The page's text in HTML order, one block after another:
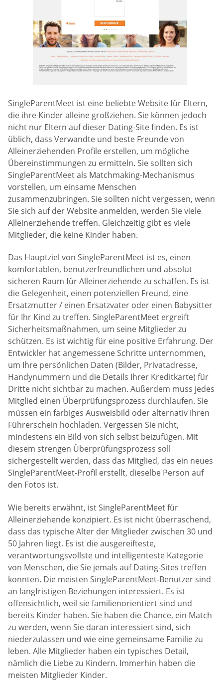
SingleParentMeet ist eine beliebte Website für Eltern,
die ihre Kinder alleine großziehen. Sie können jedoch
nicht nur Eltern auf dieser Dating-Site finden. Es ist
üblich, dass Verwandte und beste Freunde von
Alleinerziehenden Profile erstellen, um mögliche
Übereinstimmungen zu ermitteln. Sie sollten sich
SingleParentMeet als Matchmaking-Mechanismus
vorstellen, um einsame Menschen
zusammenzubringen. Sie sollten nicht vergessen, wenn
Sie sich auf der Website anmelden, werden Sie viele
Alleinerziehende treffen. Gleichzeitig gibt es viele
Mitglieder, die keine Kinder haben.
Das Hauptziel von SingleParentMeet ist es, einen
komfortablen, benutzerfreundlichen und absolut
sicheren Raum für Alleinerziehende zu schaffen. Es ist
die Gelegenheit, einen potenziellen Freund, eine
Ersatzmutter / einen Ersatzvater oder einen Babysitter
für Ihr Kind zu treffen. SingleParentMeet ergreift
Sicherheitsmaßnahmen, um seine Mitglieder zu
schützen. Es ist wichtig für eine positive Erfahrung. Der
Entwickler hat angemessene Schritte unternommen,
um Ihre persönlichen Daten (Bilder, Privatadresse,
Handynummern und die Details Ihrer Kreditkarte) für
Dritte nicht sichtbar zu machen. Außerdem muss jedes
Mitglied einen Überprüfungsprozess durchlaufen. Sie
müssen ein farbiges Ausweisbild oder alternativ Ihren
Führerschein hochladen. Vergessen Sie nicht,
mindestens ein Bild von sich selbst beizufügen. Mit
diesem strengen Überprüfungsprozess soll
sichergestellt werden, dass das Mitglied, das ein neues
SingleParentMeet-Profil erstellt, dieselbe Person auf
den Fotos ist.
Wie bereits erwähnt, ist SingleParentMeet für
Alleinerziehende konzipiert. Es ist nicht überraschend,
dass das typische Alter der Mitglieder zwischen 30 und
50 Jahren liegt. Es ist die ausgereifteste,
verantwortungsvollste und intelligenteste Kategorie
von Menschen, die Sie jemals auf Dating-Sites treffen
konnten. Die meisten SingleParentMeet-Benutzer sind
an langfristigen Beziehungen interessiert. Es ist
offensichtlich, weil sie familienorientiert sind und
bereits Kinder haben. Sie haben die Chance, ein Match
zu werden, wenn Sie daran interessiert sind, sich
niederzulassen und wie eine gemeinsame Familie zu
leben. Alle Mitglieder haben ein typisches Detail,
nämlich die Liebe zu Kindern. Immerhin haben die
meisten Mitglieder Kinder.